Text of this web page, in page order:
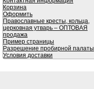
Корзина
Оформить
Православные кресты, кольца,
церковная утварь – ОПТОВАЯ
продажа
Пример страницы
Разрешение пробирной палаты
Условия доставки